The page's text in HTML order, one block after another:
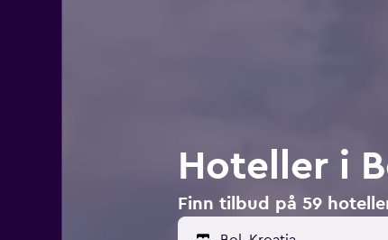
Hoteller i
Finn tilbud på 59